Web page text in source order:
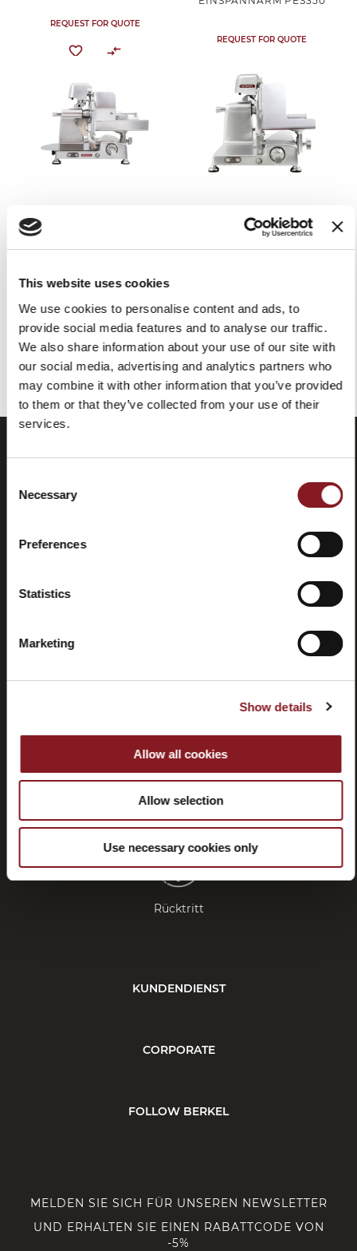
This website uses cookies
We use cookies to personalise content and ads, to
provide social media features and to analyse our traffic.
We also share information about your use of our site with
our social media, advertising and analytics partners who
may combine it with other information that you’ve provided
to them or that they’ve collected from your use of their
services.
Selection
Necessary
Preferences
Statistics
Marketing
Show details
Allow all cookies
Allow selection
Use necessary cookies only
REQUEST FOR QUOTE
REQUEST FOR QUOTE
AUFSCHNITTMASCHINEN -
REQUEST FOR QUOTE
AUFSCHNITTMASCHINEN
Sie haben das Ende des Elements erreicht.
Kontaktieren
Sie uns
Tutorials
und
Rücktritt
KUNDENDIENST
CORPORATE
FOLLOW BERKEL
MELDEN SIE SICH FÜR UNSEREN NEWSLETTER
UND ERHALTEN SIE EINEN RABATTCODE VON
-5%